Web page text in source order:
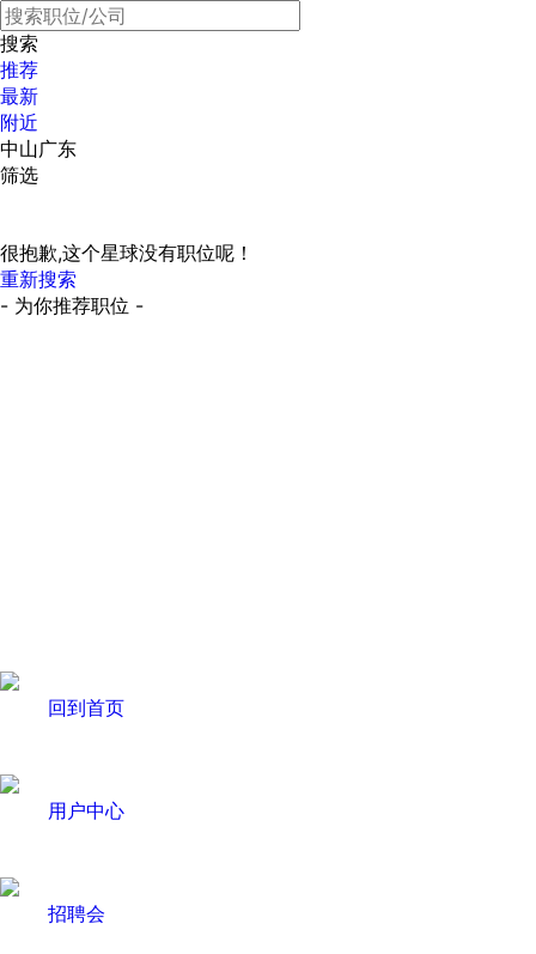
搜索
推荐
最新
附近
中山广东
筛选
很抱歉,这个星球没有职位呢！
重新搜索
- 为你推荐职位 -
回到首页
用户中心
招聘会